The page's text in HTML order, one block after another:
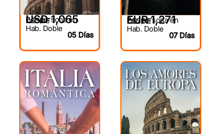
DESDE
USD 1,065
Por persona en
Hab. Doble
05 Días
DESDE
EUR 1,271
Por persona en
Hab. Doble
07 Días